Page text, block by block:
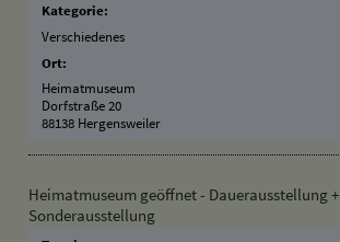
Kategorie:
Verschiedenes
Ort:
Heimatmuseum
Dorfstraße 20
88138 Hergensweiler
Heimatmuseum geöffnet - Dauerausstellung +
Sonderausstellung